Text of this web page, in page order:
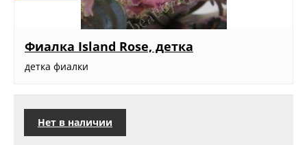
Фиалка Island Rose, детка
детка фиалки
Нет в наличии